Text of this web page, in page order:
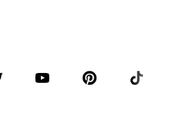
Premium